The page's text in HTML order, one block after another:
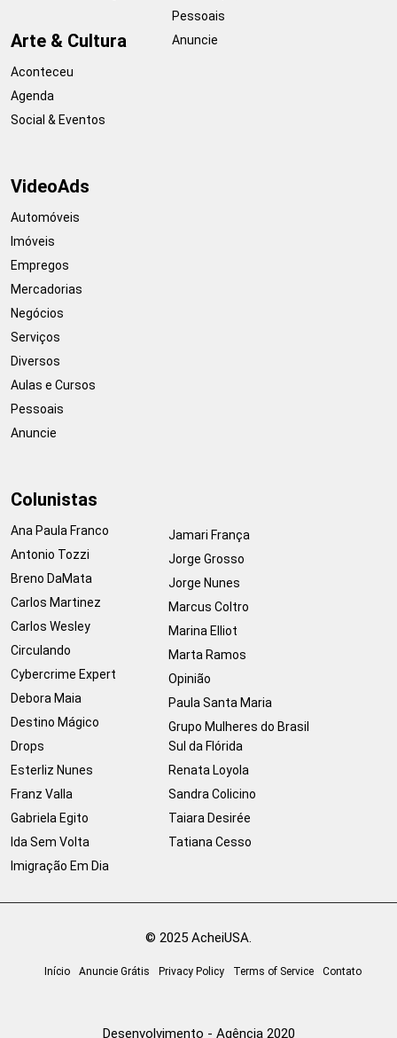
Arte & Cultura
Aconteceu
Agenda
Social & Eventos
Pessoais
Anuncie
VideoAds
Automóveis
Imóveis
Empregos
Mercadorias
Negócios
Serviços
Diversos
Aulas e Cursos
Pessoais
Anuncie
Colunistas
Ana Paula Franco
Antonio Tozzi
Breno DaMata
Carlos Martinez
Carlos Wesley
Circulando
Cybercrime Expert
Debora Maia
Destino Mágico
Drops
Esterliz Nunes
Franz Valla
Gabriela Egito
Ida Sem Volta
Imigração Em Dia
Jamari França
Jorge Grosso
Jorge Nunes
Marcus Coltro
Marina Elliot
Marta Ramos
Opinião
Paula Santa Maria
Grupo Mulheres do Brasil
Sul da Flórida
Renata Loyola
Sandra Colicino
Taiara Desirée
Tatiana Cesso
© 2025 AcheiUSA.
Início Anuncie Grátis Privacy Policy Terms of Service Contato
Desenvolvimento - Agência 2020